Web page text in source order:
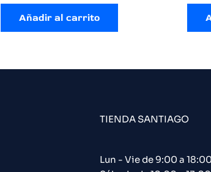
Añadir al carrito
TIENDA SANTIAGO
Lun - Vie de 9:00 a